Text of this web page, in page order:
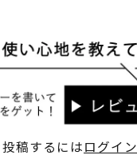
稿するにはログイン